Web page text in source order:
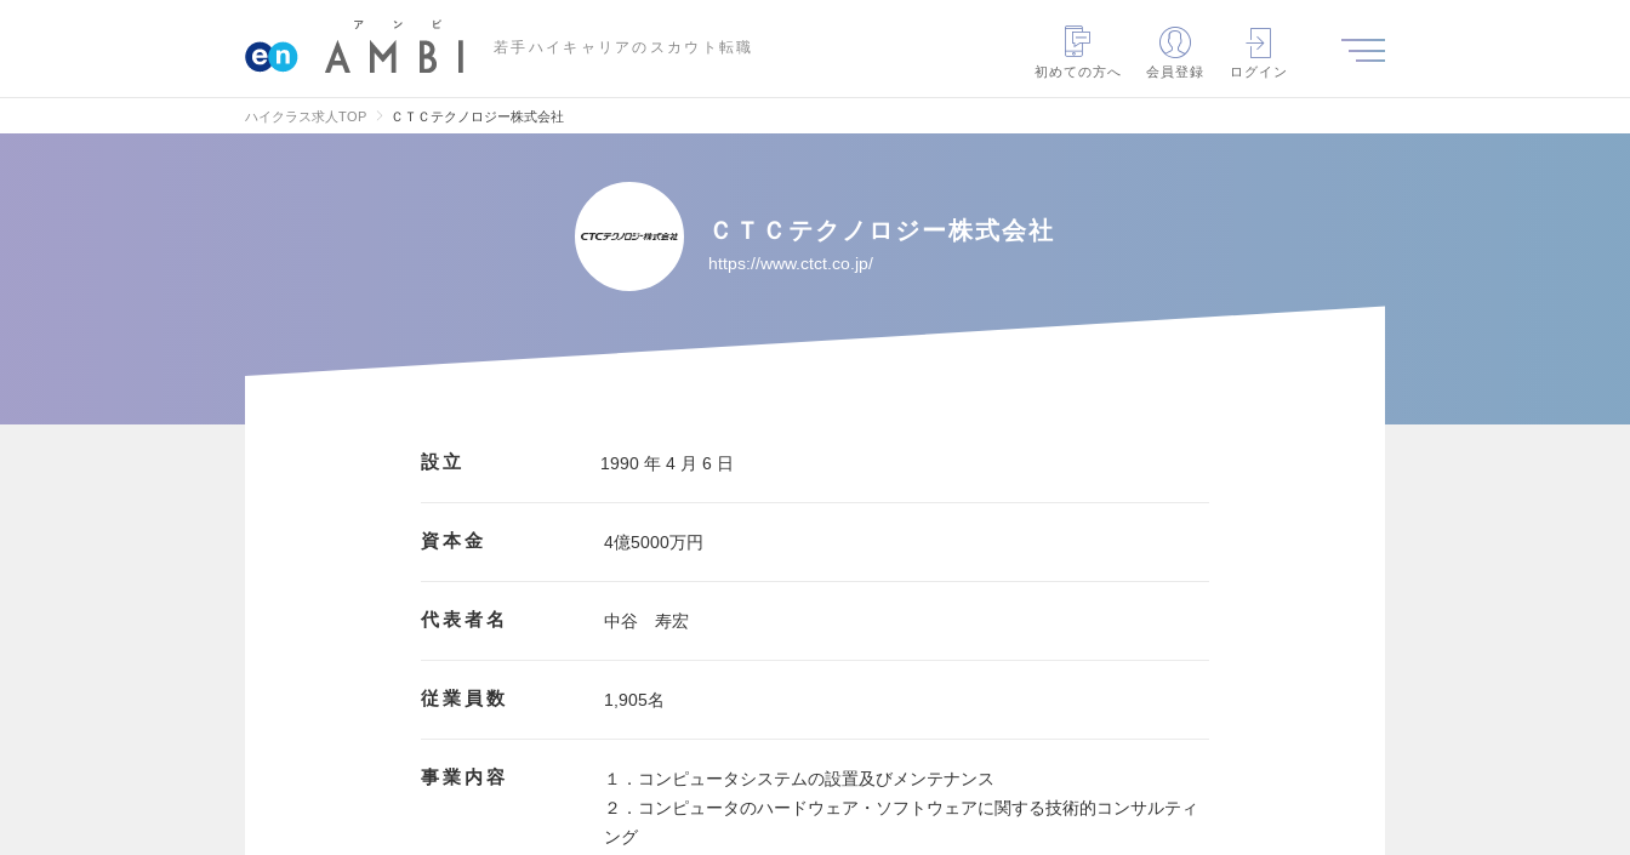
若手ハイキャリアのスカウト転職
初めての方へ
会員登録 ログイン
ハイクラス求人TOP ＣＴＣテクノロジー株式会社
ＣＴＣテクノロジー株式会社
https://www.ctct.co.jp/
設立 1990 年 4 月 6 日
資本金 4億5000万円
代表者名 中谷 寿宏
従業員数 1,905名
事業内容
１．コンピュータシステムの設置及びメンテナンス
２．コンピュータのハードウェア・ソフトウェアに関する技術的コンサルティ
ング